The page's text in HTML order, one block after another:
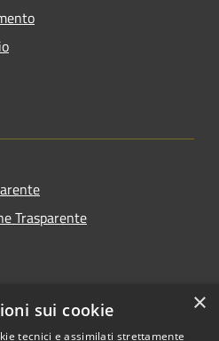
Trasparente
×
sui cookie
tecnici e assimilati strettamente